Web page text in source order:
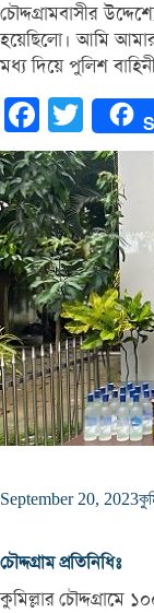
চৌদ্দগ্রামবাসীর
হয়েছিলো। আমি আমার
মধ্য দিয়ে পুলিশ
FacebookTwitter
September 20, 2023
চৌদ্দগ্রাম প্রতিনিধিঃ
কুমিল্লার চৌদ্দগ্রামে